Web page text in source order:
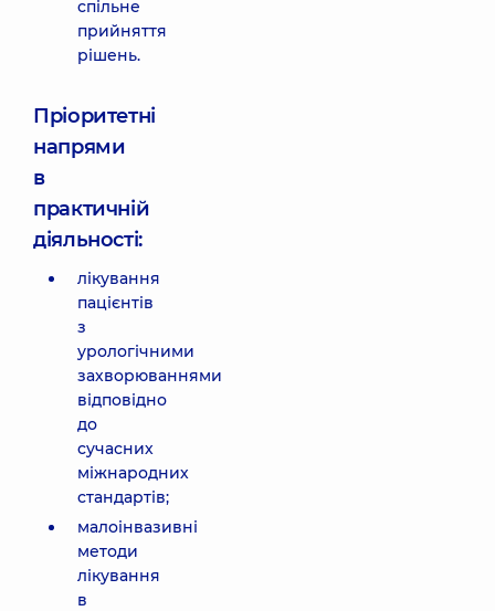
спільне
прийняття
рішень.
Пріоритетні
напрями
в
практичній
діяльності:
лікування
пацієнтів
з
урологічними
захворюваннями
відповідно
до
сучасних
міжнародних
стандартів;
малоінвазивні
методи
лікування
в